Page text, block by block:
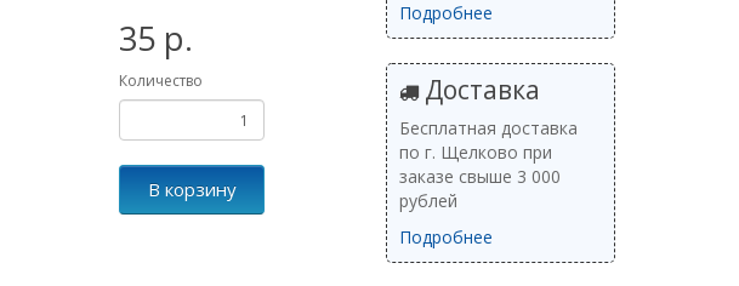
35 р.
Количество
В корзину
Подробнее
Доставка
Бесплатная доставка
по г. Щелково при
заказе свыше 3 000
рублей
Подробнее